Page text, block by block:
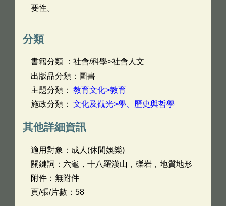
要性。
分類
書籍分類 ：社會/科學>社會人文
出版品分類：圖書
主題分類： 教育文化>教育
施政分類： 文化及觀光>學、歷史與哲學
其他詳細資訊
適用對象：成人(休閒娛樂)
關鍵詞：六龜，十八羅漢山，礫岩，地質地形
附件：無附件
頁/張/片數：58